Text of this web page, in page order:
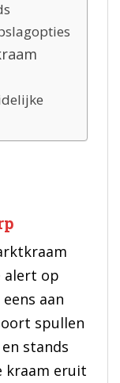
alert op
aan
spullen
stands
kraam eruit